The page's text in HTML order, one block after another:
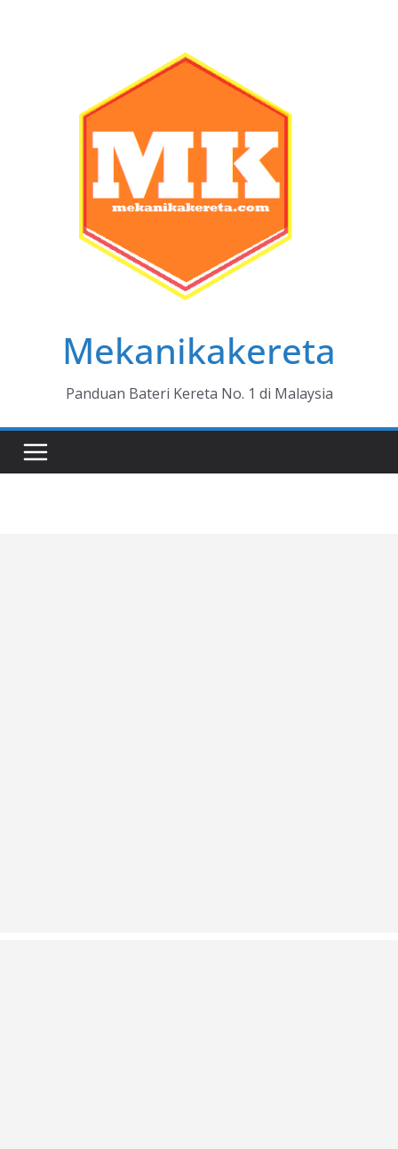
Mekanikakereta
Panduan Bateri Kereta No. 1 di Malaysia